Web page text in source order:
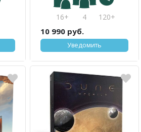
16+ 4 120+
10 990 руб.
Уведомить